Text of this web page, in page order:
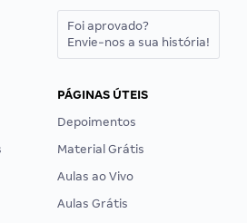
Foi aprovado?
Envie-nos a sua história!
PÁGINAS ÚTEIS
Depoimentos
Material Grátis
Aulas ao Vivo
Aulas Grátis